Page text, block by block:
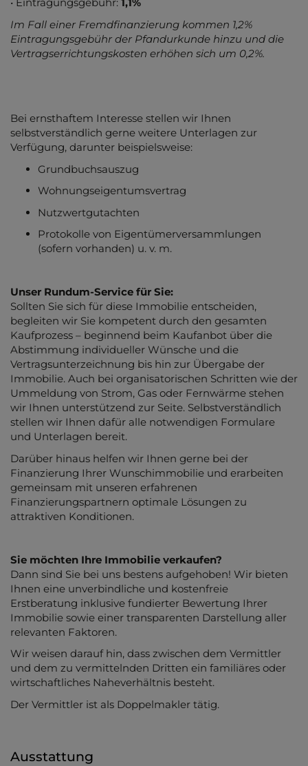
Im Fall einer Fremdfinanzierung kommen 1,2%
Eintragungsgebühr der Pfandurkunde hinzu und die
Vertragserrichtungskosten erhöhen sich um 0,2%.
Bei ernsthaftem Interesse stellen wir Ihnen
selbstverständlich gerne weitere Unterlagen zur
Verfügung, darunter beispielsweise:
Grundbuchsauszug
Wohnungseigentumsvertrag
Nutzwertgutachten
Protokolle von Eigentümerversammlungen
(sofern vorhanden) u. v. m.
Unser Rundum-Service für Sie:
Sollten Sie sich für diese Immobilie entscheiden,
begleiten wir Sie kompetent durch den gesamten
Kaufprozess – beginnend beim Kaufanbot über die
Abstimmung individueller Wünsche und die
Vertragsunterzeichnung bis hin zur Übergabe der
Immobilie. Auch bei organisatorischen Schritten wie der
Ummeldung von Strom, Gas oder Fernwärme stehen
wir Ihnen unterstützend zur Seite. Selbstverständlich
stellen wir Ihnen dafür alle notwendigen Formulare
und Unterlagen bereit.
Darüber hinaus helfen wir Ihnen gerne bei der
Finanzierung Ihrer Wunschimmobilie und erarbeiten
gemeinsam mit unseren erfahrenen
Finanzierungspartnern optimale Lösungen zu
attraktiven Konditionen.
Sie möchten Ihre Immobilie verkaufen?
Dann sind Sie bei uns bestens aufgehoben! Wir bieten
Ihnen eine unverbindliche und kostenfreie
Erstberatung inklusive fundierter Bewertung Ihrer
Immobilie sowie einer transparenten Darstellung aller
relevanten Faktoren.
Wir weisen darauf hin, dass zwischen dem Vermittler
und dem zu vermittelnden Dritten ein familiäres oder
wirtschaftliches Naheverhältnis besteht.
Der Vermittler ist als Doppelmakler tätig.
Ausstattung